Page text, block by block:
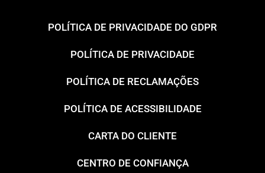
POLÍTICA DE PRIVACIDADE DO GDPR
POLÍTICA DE PRIVACIDADE
POLÍTICA DE RECLAMAÇÕES
POLÍTICA DE ACESSIBILIDADE
CARTA DO CLIENTE
CENTRO DE CONFIANÇA